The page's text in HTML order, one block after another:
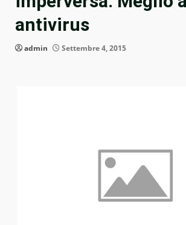
antivirus
admin Settembre 4, 2015